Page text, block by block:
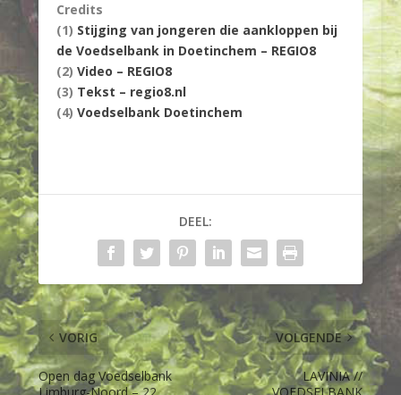
Credits
(1) Stijging van jongeren die aankloppen bij
de Voedselbank in Doetinchem – REGIO8
(2) Video – REGIO8
(3) Tekst – regio8.nl
(4) Voedselbank Doetinchem
DEEL:
VORIG
Open dag Voedselbank
VOLGENDE
LAVINIA //